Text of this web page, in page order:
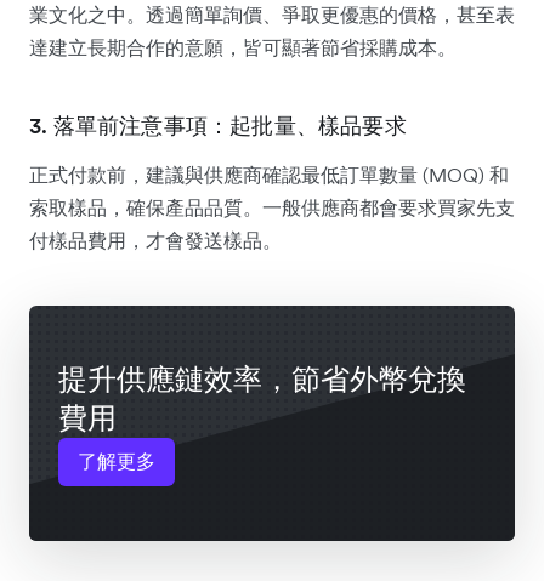
業文化之中。透過簡單詢價、爭取更優惠的價格，甚至表
達建立長期合作的意願，皆可顯著節省採購成本。
3. 落單前注意事項：起批量、樣品要求
正式付款前，建議與供應商確認最低訂單數量 (MOQ) 和
索取樣品，確保產品品質。一般供應商都會要求買家先支
付樣品費用，才會發送樣品。
提升供應鏈效率，節省外幣兌換
費用
了解更多